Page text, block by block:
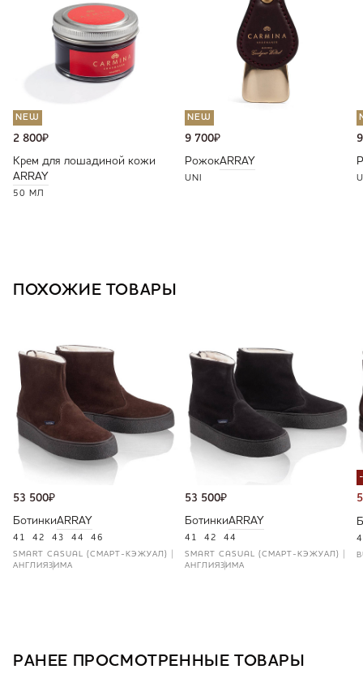
NEW
2 800₽
Крем для лошадиной кожи
ARRAY
50 МЛ
NEW
9 700₽
РожокARRAY
UNI
ПОХОЖИЕ ТОВАРЫ
53 500₽
БотинкиARRAY
41 42 43 44 46
SMART CASUAL (СМАРТ-КЭЖУАЛ)
АНГЛИЯ ЗИМА
53 500₽
БотинкиARRAY
41 42 44
SMART CASUAL (СМАРТ-КЭЖУАЛ)
АНГЛИЯ ЗИМА
РАНЕЕ ПРОСМОТРЕННЫЕ ТОВАРЫ